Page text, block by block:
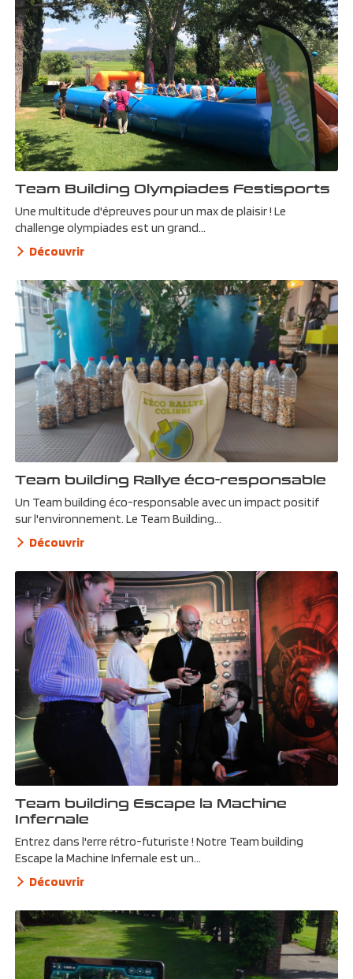
Team Building Olympiades Festisports
Une multitude d'épreuves pour un max de plaisir ! Le
challenge olympiades est un grand...
Découvrir
Team building Rallye éco-responsable
Un Team building éco-responsable avec un impact positif
sur l'environnement. Le Team Building...
Découvrir
Team building Escape la Machine
Infernale
Entrez dans l'erre rétro-futuriste ! Notre Team building
Escape la Machine Infernale est un...
Découvrir